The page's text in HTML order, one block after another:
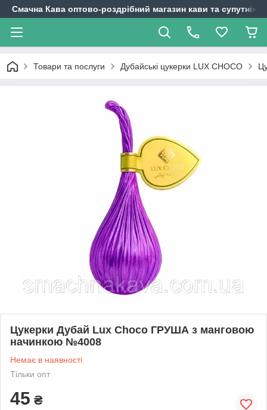
Смачна Кава оптово-роздрібний магазин кави та супутніх
Товари та послуги Дубайські цукерки LUX CHOCO
Цукерки Дубай Lux Choco ГРУША з манговою
начинкою №4008
Немає в наявності
Тільки опт
45 ₴